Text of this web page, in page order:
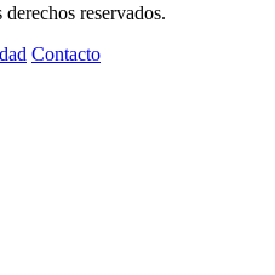
reservados.
Contacto